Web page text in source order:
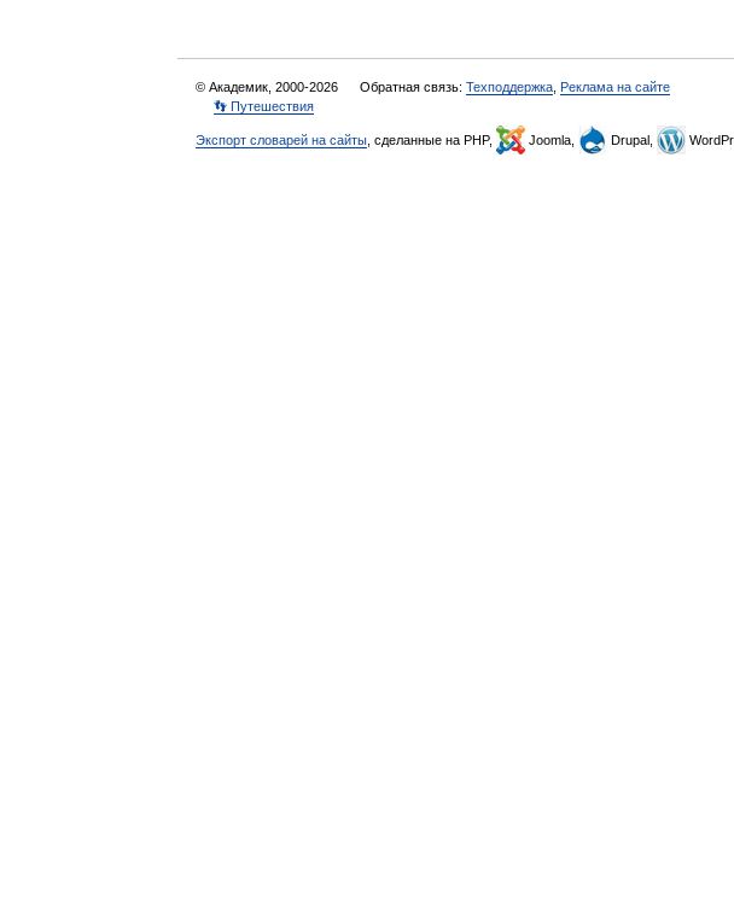
© Академик, 2000-2026 Обратная связь: Техподдержка Реклама на сайте
👣 Путешествия
Экспорт словарей на сайты , сделанные на PHP, Joomla, Drupal,